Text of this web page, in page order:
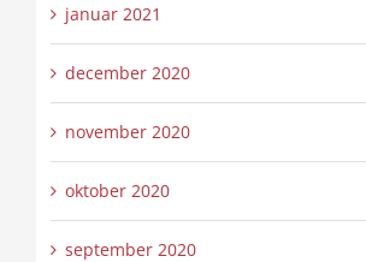
januar 2021
december 2020
november 2020
oktober 2020
september 2020